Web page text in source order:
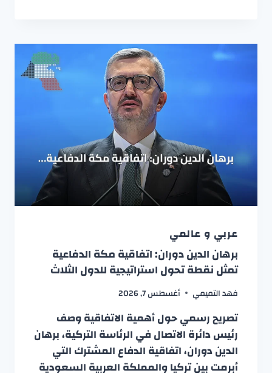
عربي و عالمي
برهان الدين دوران: اتفاقية مكة الدفاعية
تمثل نقطة تحول استراتيجية للدول الثلاث
فهد التميمي أغسطس 7, 2026
تصريح رسمي حول أهمية الاتفاقية وصف
رئيس دائرة الاتصال في الرئاسة التركية، برهان
الدين دوران، اتفاقية الدفاع المشترك التي
أبرمت بين تركيا والمملكة العربية السعودية